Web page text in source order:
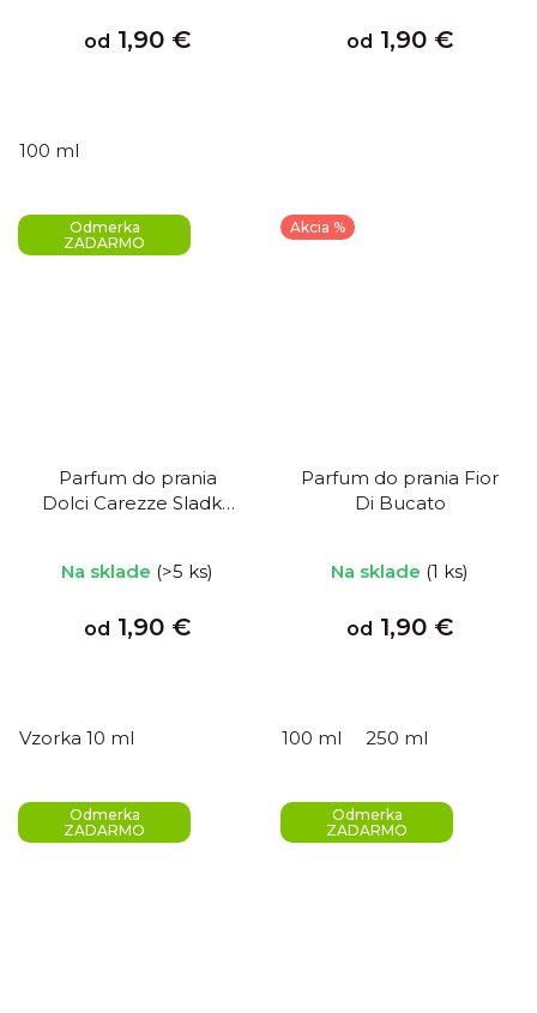
od 1,90 €
100 ml
od 1,90 €
Odmerka
ZADARMO
Parfum do prania
Dolci Carezze Sladké
Na sklade (>5 ks)
od 1,90 €
Vzorka 10 ml
Akcia %
Parfum do prania Fior
Di Bucato
Na sklade (1 ks)
od 1,90 €
100 ml 250 ml
Odmerka
ZADARMO
Odmerka
ZADARMO